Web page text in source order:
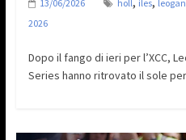
13/06/2026 holl iles
2026
Dopo il fango di ieri per l’XCC,
Series hanno ritrovato il sole